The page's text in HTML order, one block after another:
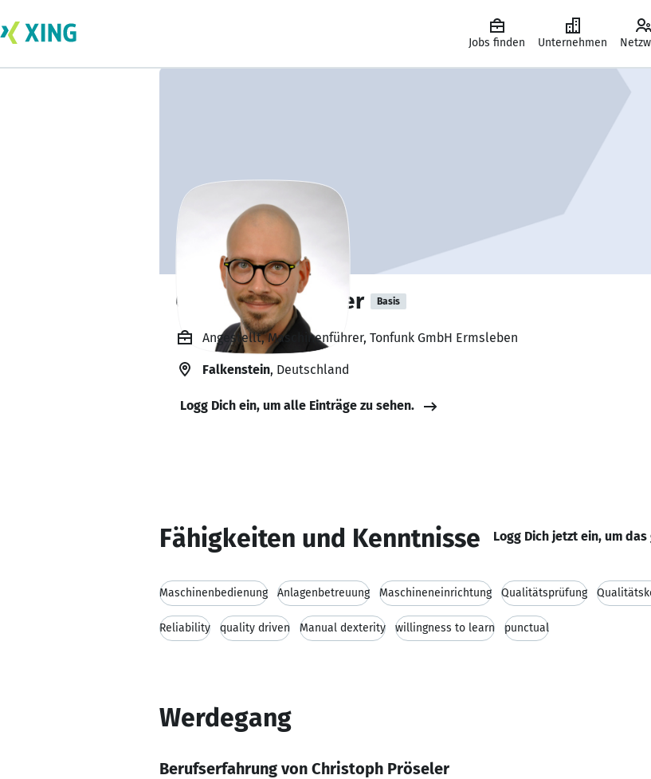
Jobs finden Unternehmen
Christoph Pröseler Basis
Angestellt, Maschinenführer, Tonfunk GmbH Ermsleben
Falkenstein, Deutschland
Logg Dich ein, um alle Einträge zu sehen.
Fähigkeiten und Kenntnisse Logg Dich jetzt ein, um
Maschinenbedienung Anlagenbetreuung Maschineneinrichtung Qualitätsprüfung
Reliability quality driven Manual dexterity willingness to learn punctual
Werdegang
Berufserfahrung von Christoph Pröseler